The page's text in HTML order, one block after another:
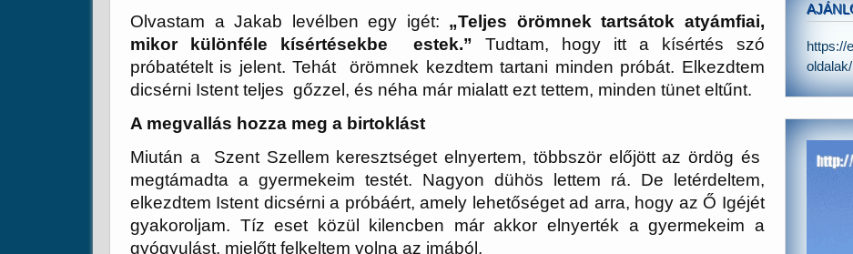
Olvastam a Jakab levélben egy igét: „Teljes örömnek tartsátok atyámfiai,
mikor különféle kísértésekbe estek.” Tudtam, hogy itt a kísértés szó
próbatételt is jelent. Tehát örömnek kezdtem tartani minden próbát. Elkezdtem
dicsérni Istent teljes gőzzel, és néha már mialatt ezt tettem, minden tünet eltűnt.
A megvallás hozza meg a birtoklást
Miután a Szent Szellem keresztséget elnyertem, többször előjött az ördög és
megtámadta a gyermekeim testét. Nagyon dühös lettem rá. De letérdeltem,
elkezdtem Istent dicsérni a próbáért, amely lehetőséget ad arra, hogy az Ő Igéjét
gyakoroljam. Tíz eset közül kilencben már akkor elnyerték a gyermekeim a
gyógyulást, mielőtt felkeltem volna az imából.
https://
oldalak/